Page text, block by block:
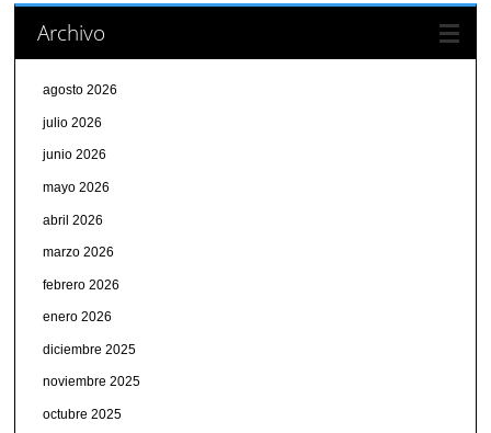
Archivo
agosto 2026
julio 2026
junio 2026
mayo 2026
abril 2026
marzo 2026
febrero 2026
enero 2026
diciembre 2025
noviembre 2025
octubre 2025